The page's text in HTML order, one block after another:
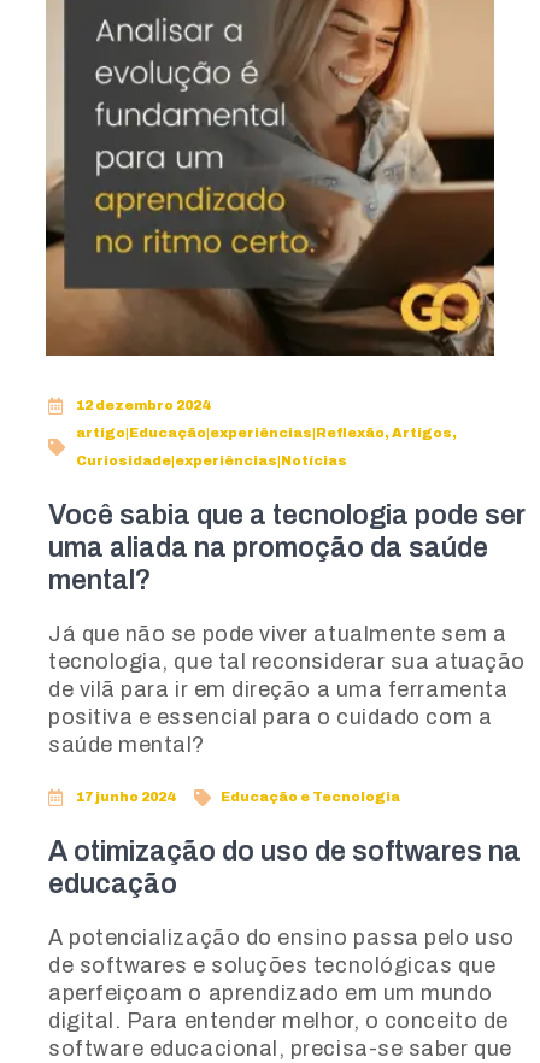
12 dezembro 2024
artigo|Educação|experiências|Reflexão,Artigos,
Curiosidade|experiências|Notícias
Você sabia que a tecnologia pode ser
uma aliada na promoção da saúde
mental?
Já que não se pode viver atualmente sem a
tecnologia, que tal reconsiderar sua atuação
de vilã para ir em direção a uma ferramenta
positiva e essencial para o cuidado com a
saúde mental?
17 junho 2024 Educação e Tecnologia
A otimização do uso de softwares na
educação
A potencialização do ensino passa pelo uso
de softwares e soluções tecnológicas que
aperfeiçoam o aprendizado em um mundo
digital. Para entender melhor, o conceito de
software educacional, precisa-se saber que